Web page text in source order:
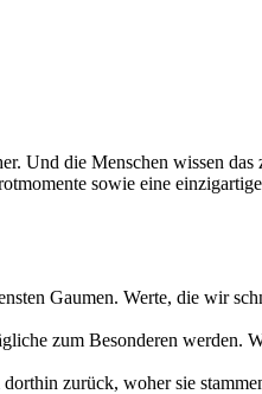
Und die Menschen wissen das
sowie eine
Gaumen. Werte, die wir
zum Besonderen werden.
zurück, woher sie